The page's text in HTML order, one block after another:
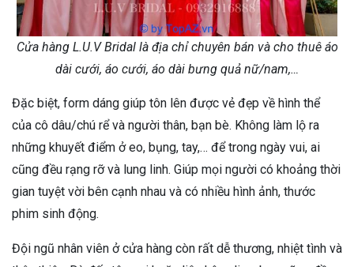
Cửa hàng L.U.V Bridal là địa chỉ chuyên bán và cho thuê áo
dài cưới, áo cưới, áo dài bưng quả nữ/nam,…
Đặc biệt, form dáng giúp tôn lên được vẻ đẹp về hình thể
của cô dâu/chú rể và người thân, bạn bè. Không làm lộ ra
những khuyết điểm ở eo, bụng, tay,… để trong ngày vui, ai
cũng đều rạng rỡ và lung linh. Giúp mọi người có khoảng thời
gian tuyệt vời bên cạnh nhau và có nhiều hình ảnh, thước
phim sinh động.
Đội ngũ nhân viên ở cửa hàng còn rất dễ thương, nhiệt tình và